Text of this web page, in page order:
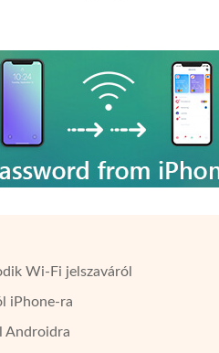
Wi-Fi jelszaváról
iPhone-ra
Androidra